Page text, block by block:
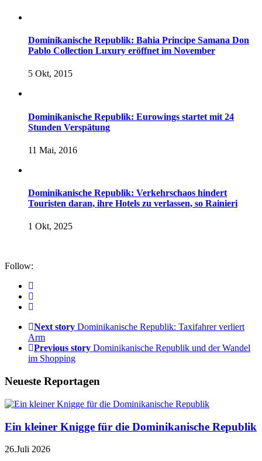
Dominikanische Republik: Bahia Principe Samana Don
Pablo Collection Luxury eröffnet im November
5 Okt, 2015
Dominikanische Republik: Eurowings startet mit 24
Stunden Verspätung
11 Mai, 2016
Dominikanische Republik: Verkehrschaos hindert
Touristen daran, ihre Hotels zu verlassen, so Rainieri
1 Okt, 2025
Follow:
Next story Dominikanische Republik: Taxifahrer verliert
Arm
Previous story Dominikanische Republik und der Wandel
im Shopping
Neueste Reportagen
Ein kleiner Knigge für die Dominikanische Republik
26.Juli 2026